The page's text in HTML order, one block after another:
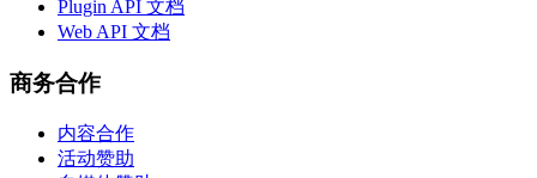
Plugin API 文档
Web API 文档
商务合作
内容合作
活动赞助